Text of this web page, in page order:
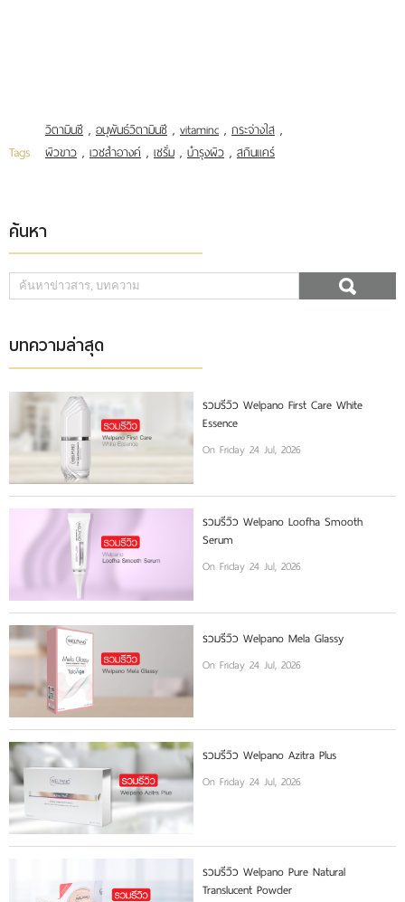
Tags
วิตามินซี , อนุพันธ์วิตามินซี , vitaminc , กระจ่างใส ,
ผิวขาว , เวชสำอางค์ , เซรั่ม , บำรุงผิว , สกินแคร์
ค้นหา
บทความล่าสุด
รวมรีวิว Welpano First Care White
Essence
On Friday 24 Jul, 2026
รวมรีวิว Welpano Loofha Smooth
Serum
On Friday 24 Jul, 2026
รวมรีวิว Welpano Mela Glassy
On Friday 24 Jul, 2026
รวมรีวิว Welpano Azitra Plus
On Friday 24 Jul, 2026
รวมรีวิว Welpano Pure Natural
Translucent Powder